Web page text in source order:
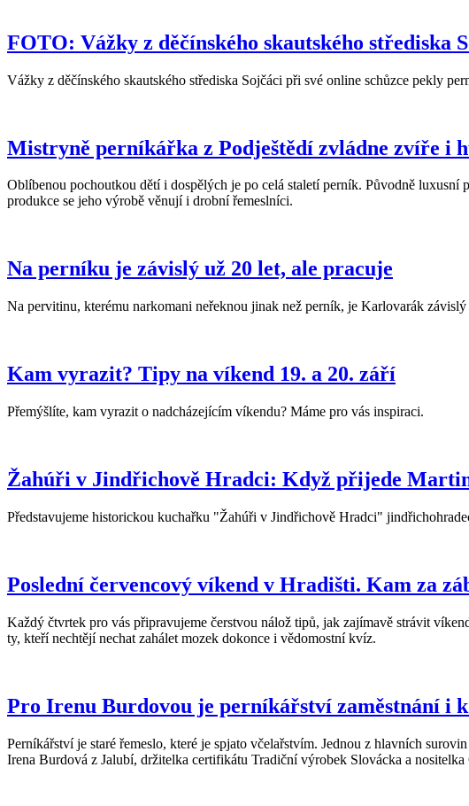
FOTO: Vážky z děčínského skautského střediska
Vážky z děčínského skautského střediska Sojčáci při své online schůzce pekly
Mistryně perníkářka z Podještědí zvládne zvíře i
Oblíbenou pochoutkou dětí i dospělých je po celá staletí perník. Původně
produkce se jeho výrobě věnují i drobní řemeslníci.
Na perníku je závislý už 20 let, ale pracuje
Na pervitinu, kterému narkomani neřeknou jinak než perník, je Karlovarák
Kam vyrazit? Tipy na víkend 19. a 20. září
Přemýšlíte, kam vyrazit o nadcházejícím víkendu? Máme pro vás inspiraci.
Žahúři v Jindřichově Hradci: Když přijede
Představujeme historickou kuchařku "Žahúři v Jindřichově Hradci"
Poslední červencový víkend v Hradišti. Kam za
Každý čtvrtek pro vás připravujeme čerstvou nálož tipů, jak zajímavě strávit
ty, kteří nechtějí nechat zahálet mozek dokonce i vědomostní kvíz.
Pro Irenu Burdovou je perníkářství zaměstnání i
Perníkářství je staré řemeslo, které je spjato včelařstvím. Jednou z hlavních
Irena Burdová z Jalubí, držitelka certifikátu Tradiční výrobek Slovácka a